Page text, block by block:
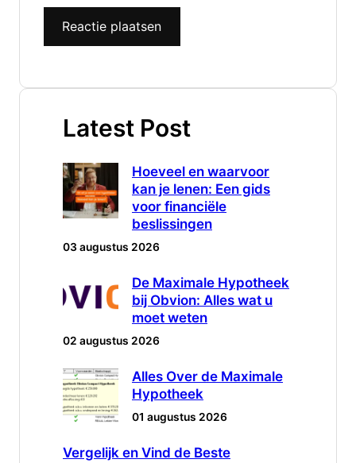
Latest Post
Hoeveel en waarvoor
kan je lenen: Een gids
voor financiële
beslissingen
03 augustus 2026
De Maximale Hypotheek
bij Obvion: Alles wat u
moet weten
02 augustus 2026
Alles Over de Maximale
Hypotheek
01 augustus 2026
Vergelijk en Vind de Beste